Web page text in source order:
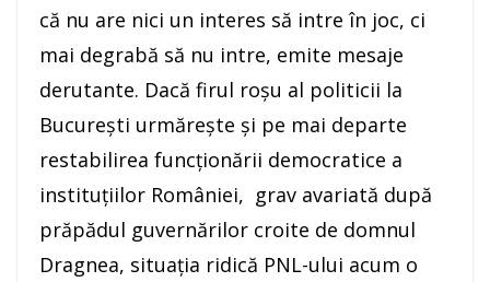
că nu are nici un interes să intre în joc, ci
mai degrabă să nu intre, emite mesaje
derutante. Dacă firul roșu al politicii la
București urmărește și pe mai departe
restabilirea funcționării democratice a
instituțiilor României, grav avariată după
prăpădul guvernărilor croite de domnul
Dragnea, situația ridică PNL-ului acum o